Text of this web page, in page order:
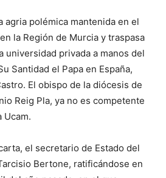
agria polémica mantenida en el
la Región de Murcia y traspasa
universidad privada a manos del
Santidad el Papa en España,
El obispo de la diócesis de
Reig Pla, ya no es competente
Ucam.
el secretario de Estado del
Bertone, ratificándose en